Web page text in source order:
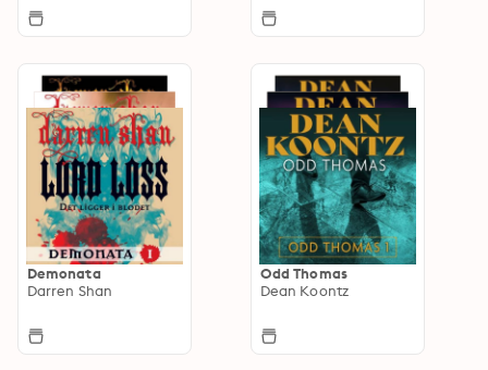
Demonata
Darren Shan
Odd Thomas
Dean Koontz